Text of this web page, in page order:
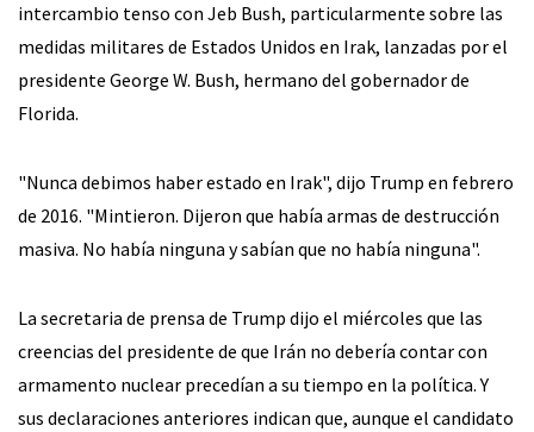
intercambio tenso con Jeb Bush, particularmente sobre las
medidas militares de Estados Unidos en Irak, lanzadas por el
presidente George W. Bush, hermano del gobernador de
Florida.
"Nunca debimos haber estado en Irak", dijo Trump en febrero
de 2016. "Mintieron. Dijeron que había armas de destrucción
masiva. No había ninguna y sabían que no había ninguna".
La secretaria de prensa de Trump dijo el miércoles que las
creencias del presidente de que Irán no debería contar con
armamento nuclear precedían a su tiempo en la política. Y
sus declaraciones anteriores indican que, aunque el candidato